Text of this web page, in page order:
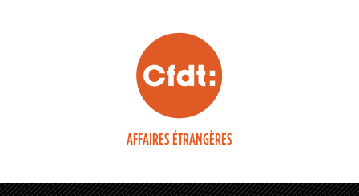
AFFAIRES ÉTRANGÈRES